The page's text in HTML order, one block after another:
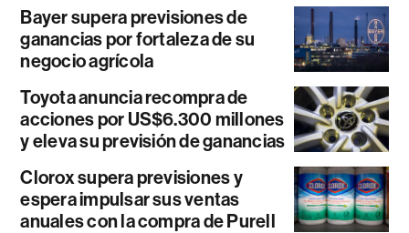
Bayer supera previsiones de
ganancias por fortaleza de su
negocio agrícola
Toyota anuncia recompra de
acciones por US$6.300 millones
y eleva su previsión de ganancias
Clorox supera previsiones y
espera impulsar sus ventas
anuales con la compra de Purell